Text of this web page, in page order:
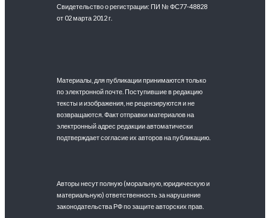
Свидетельство о регистрации: ПИ № ФС77-48828
от 02 марта 2012 г.
Материалы, для публикации принимаются только
по электронной почте. Поступившие в редакцию
тексты и изображения, не рецензируются и не
возвращаются. Факт отправки материалов на
электронный адрес редакции автоматически
подтверждает согласие их авторов на публикацию.
Авторы несут полную (моральную, юридическую и
материальную) ответственность за нарушение
законодательства РФ по защите авторских прав.